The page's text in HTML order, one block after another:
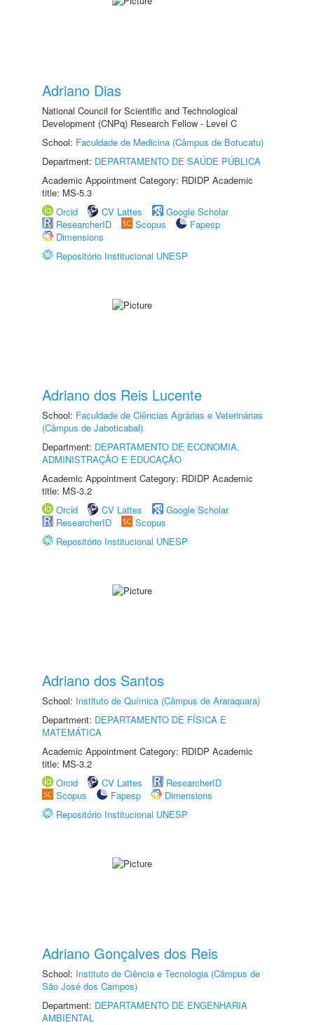
Adriano Dias
National Council for Scientific and Technological
Development (CNPq) Research Fellow - Level C
School: Faculdade de Medicina (Câmpus de Botucatu)
Department: DEPARTAMENTO DE SAÚDE PÚBLICA
Academic Appointment Category: RDIDP Academic
title: MS-5.3
Orcid
CV Lattes
Google Scholar
ResearcherID
Scopus
Fapesp
Dimensions
Repositório Institucional UNESP
Adriano dos Reis Lucente
School: Faculdade de Ciências Agrárias e Veterinárias
(Câmpus de Jaboticabal)
Department: DEPARTAMENTO DE ECONOMIA,
ADMINISTRAÇÃO E EDUCAÇÃO
Academic Appointment Category: RDIDP Academic
title: MS-3.2
Orcid
CV Lattes
Google Scholar
ResearcherID
Scopus
Repositório Institucional UNESP
Adriano dos Santos
School: Instituto de Química (Câmpus de Araraquara)
Department: DEPARTAMENTO DE FÍSICA E
MATEMÁTICA
Academic Appointment Category: RDIDP Academic
title: MS-3.2
Orcid
CV Lattes
ResearcherID
Scopus
Fapesp
Dimensions
Repositório Institucional UNESP
Adriano Gonçalves dos Reis
School: Instituto de Ciência e Tecnologia (Câmpus de
São José dos Campos)
Department: DEPARTAMENTO DE ENGENHARIA
AMBIENTAL